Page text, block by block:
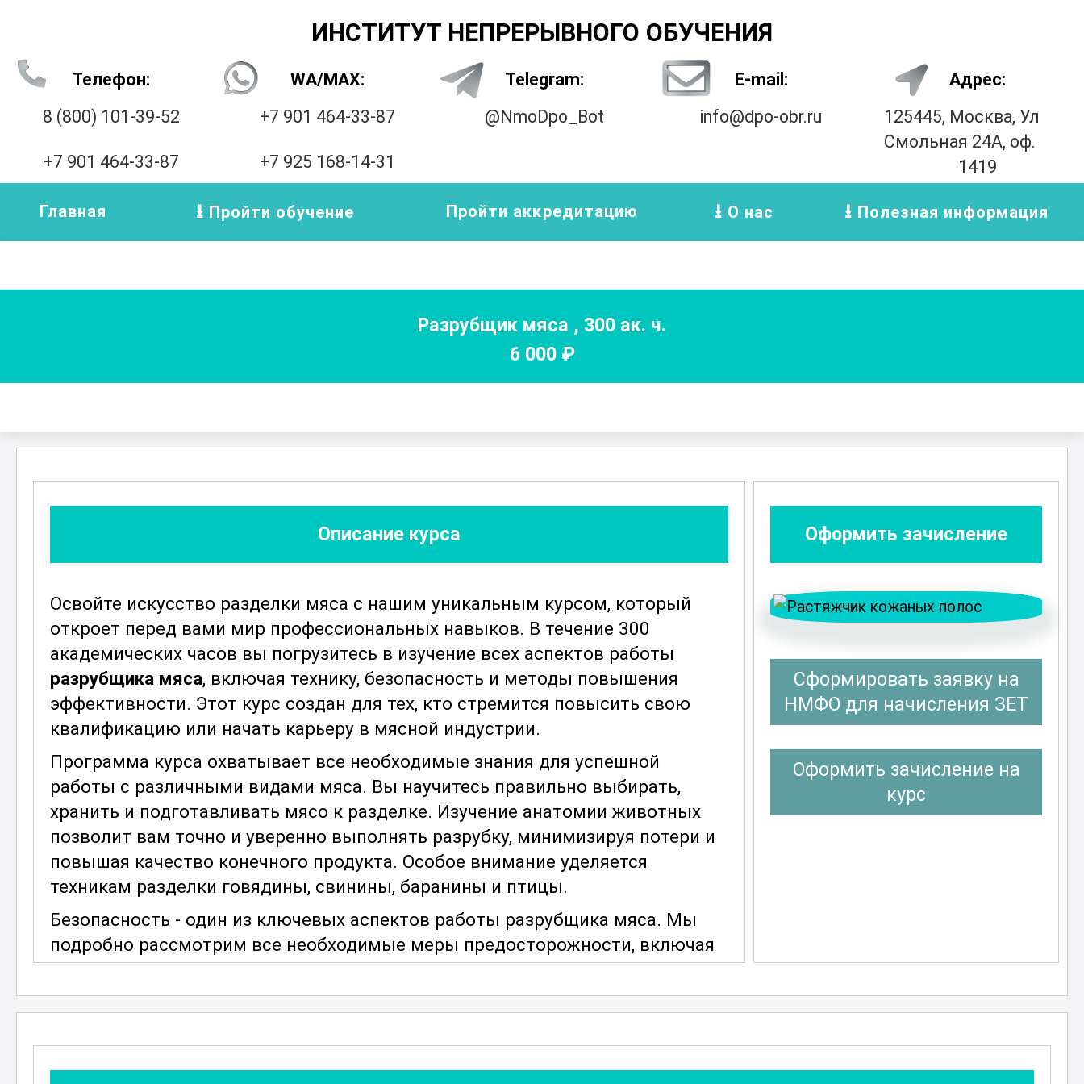
ИНСТИТУТ НЕПРЕРЫВНОГО ОБУЧЕНИЯ
Телефон:
8 (800) 101-39-52
+7 901 464-33-87
WA/MAX:
+7 901 464-33-87
+7 925 168-14-31
Telegram:
@NmoDpo_Bot
E-mail:
info@dpo-obr.ru
Адрес:
125445, Москва, Ул
Смольная 24А, оф.
1419
Главная Пройти обучение Пройти аккредитацию О нас Полезная информация
Разрубщик мяса , 300 ак. ч.
6 000₽
Описание курса
Освойте искусство разделки мяса с нашим уникальным курсом, который
откроет перед вами мир профессиональных навыков. В течение 300
академических часов вы погрузитесь в изучение всех аспектов работы
разрубщика мяса, включая технику, безопасность и методы повышения
эффективности. Этот курс создан для тех, кто стремится повысить свою
квалификацию или начать карьеру в мясной индустрии.
Программа курса охватывает все необходимые знания для успешной
работы с различными видами мяса. Вы научитесь правильно выбирать,
хранить и подготавливать мясо к разделке. Изучение анатомии животных
позволит вам точно и уверенно выполнять разрубку, минимизируя потери и
повышая качество конечного продукта. Особое внимание уделяется
техникам разделки говядины, свинины, баранины и птицы.
Безопасность - один из ключевых аспектов работы разрубщика мяса. Мы
подробно рассмотрим все необходимые меры предосторожности, включая
правильное использование инструментов и оборудования. Вы узнаете, как
избежать травм и обеспечить безопасные условия труда для себя и
окружающих. В курсе также рассмотрены современные стандарты гигиены
и санитарии, которые помогут вам поддерживать чистоту и порядок на
рабочем месте.
Оформить зачисление
Сформировать заявку на
НМФО для начисления ЗЕТ
Оформить зачисление на
курс